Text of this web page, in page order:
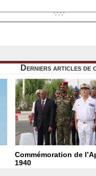
Derniers articles de
Commémoration de
1940